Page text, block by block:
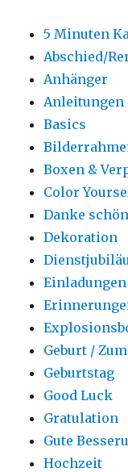
5 Minuten
Abschied/
Anhänger
Anleitungen
Basics
Boxen &
Color
Danke schön
Dekoration
Einladungen
Geburt /
Geburtstag
Good Luck
Gratulation
Gute
Hochzeit